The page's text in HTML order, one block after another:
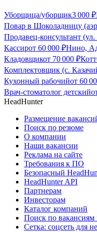
Уборщица/уборщик3 000 ₽
Повар в Шоколадницу
Продавец-консультант
Кассирот 60 000 ₽Нино,
Кладовщикот 70 000 ₽
Комплектовщик (с.
Кухонный рабочийот 60
Врач-стоматолог детский
HeadHunter
Размещение
Поиск по резюме
О компании
Наши вакансии
Реклама на сайте
Требования к ПО
Безопасный
HeadHunter API
Партнерам
Инвесторам
Каталог компаний
Поиск по вакансиям
Сетка: соцсеть для